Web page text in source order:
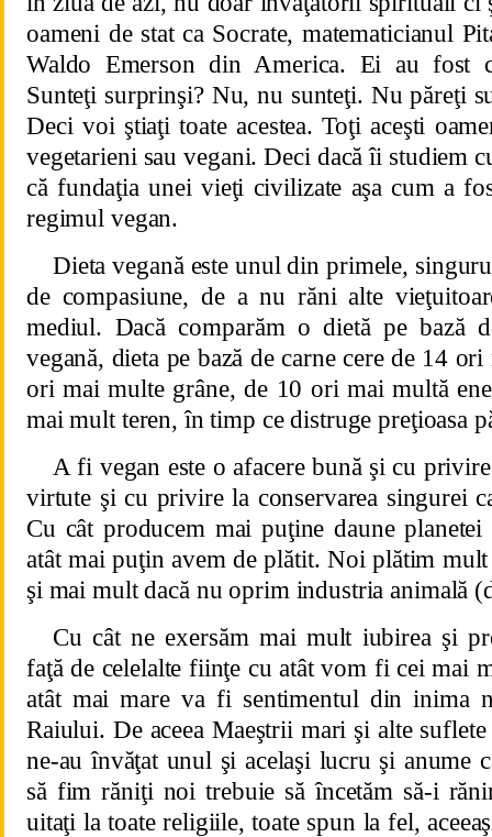
oameni de stat ca Socrate, matematicianul
Waldo Emerson din America. Ei au fost
Sunteţi surprinşi? Nu, nu sunteţi. Nu păreţi
Deci voi ştiaţi toate acestea. Toţi aceşti
vegetarieni sau vegani. Deci dacă îi studiem
că fundaţia unei vieţi civilizate aşa cum a
regimul vegan.
Dieta vegană este unul din primele,
de compasiune, de a nu răni alte
mediul. Dacă comparăm o dietă pe bază
vegană, dieta pe bază de carne cere de 14
ori mai multe grâne, de 10 ori mai multă
mai mult teren, în timp ce distruge preţioasa
A fi vegan este o afacere bună şi cu
virtute şi cu privire la conservarea singurei
Cu cât producem mai puţine daune
atât mai puţin avem de plătit. Noi plătim
şi mai mult dacă nu oprim industria animală
Cu cât ne exersăm mai mult iubirea şi
faţă de celelalte fiinţe cu atât vom fi cei mai
atât mai mare va fi sentimentul din inima
Raiului. De aceea Maeştrii mari şi alte
ne-au învăţat unul şi acelaşi lucru şi anume
să fim răniţi noi trebuie să încetăm să-i
uitaţi la toate religiile, toate spun la fel,